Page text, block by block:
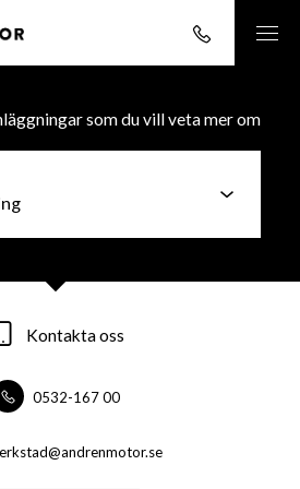
som du vill veta mer om
Kontakta oss
0532-167 00
Kontakta oss
0532-16700
Kontakta oss
0532-16700